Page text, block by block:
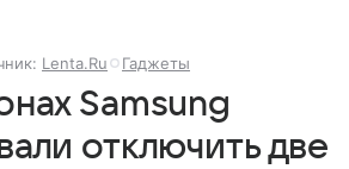
Lenta.Ru Гаджеты
Samsung
отключить две